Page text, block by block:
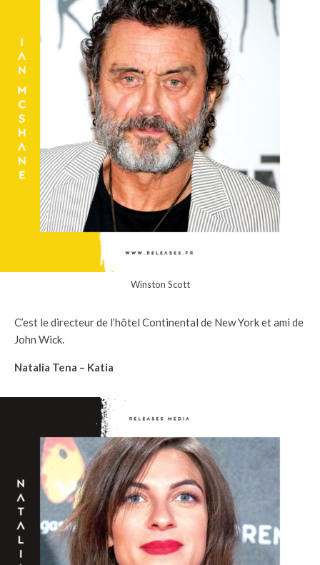
Winston Scott
C’est le directeur de l’hôtel Continental de New York et ami de
John Wick.
Natalia Tena – Katia